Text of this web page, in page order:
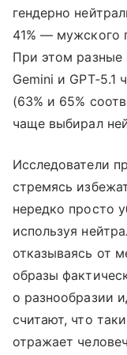
гендерно
41% — мужского
При этом разные
Gemini и
(63% и 65%
чаще выбирал
Исследователи
стремясь
нередко просто
используя
отказываясь от
образы
о разнообразии
считают, что
отражает